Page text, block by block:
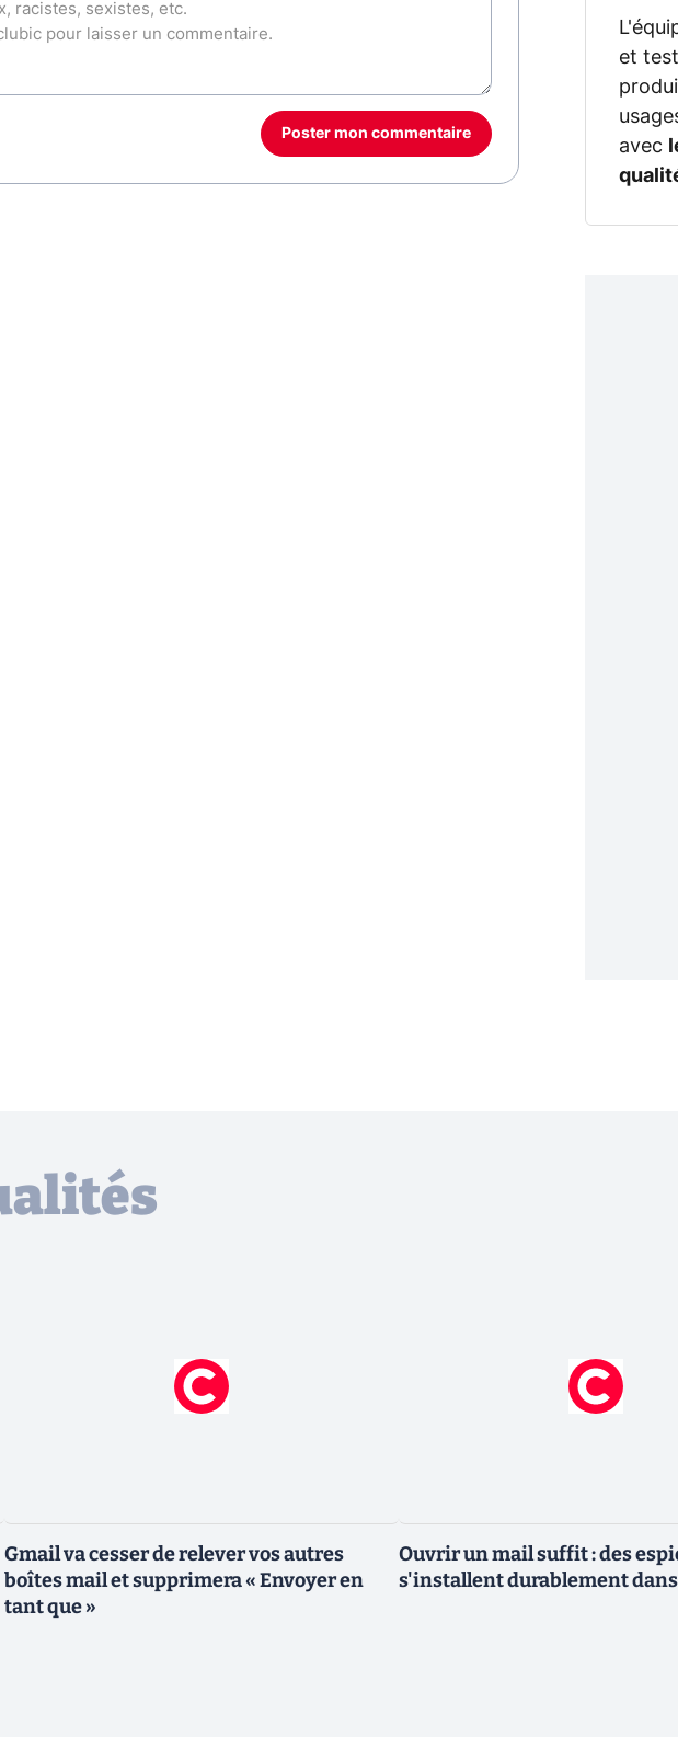
Poster mon commentaire
et
avec
Gmail va cesser de relever vos autres
boîtes mail et supprimera « Envoyer en
tant que »
Ouvrir un mail suffit : des
s'installent durablement dans